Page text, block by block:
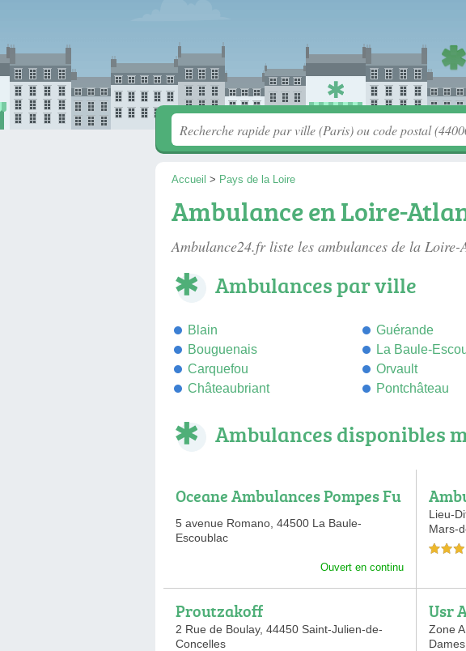
Accueil > Pays de la Loire
Ambulance en Loire-
Ambulance24.fr liste les ambulances de la Loire-
Ambulances par ville
Blain
Bouguenais
Carquefou
Châteaubriant
Guérande
La Baule-
Orvault
Pontchâteau
Ambulances disponibles
Oceane Ambulances Pompes Fu
nebres Oceane
5 avenue Romano, 44500 La Baule-
Escoublac
Ouvert en continu
Lieu-
Mars-
4,5
Proutzakoff
2 Rue de Boulay, 44450 Saint-Julien-de-
Concelles
Usr
Zone